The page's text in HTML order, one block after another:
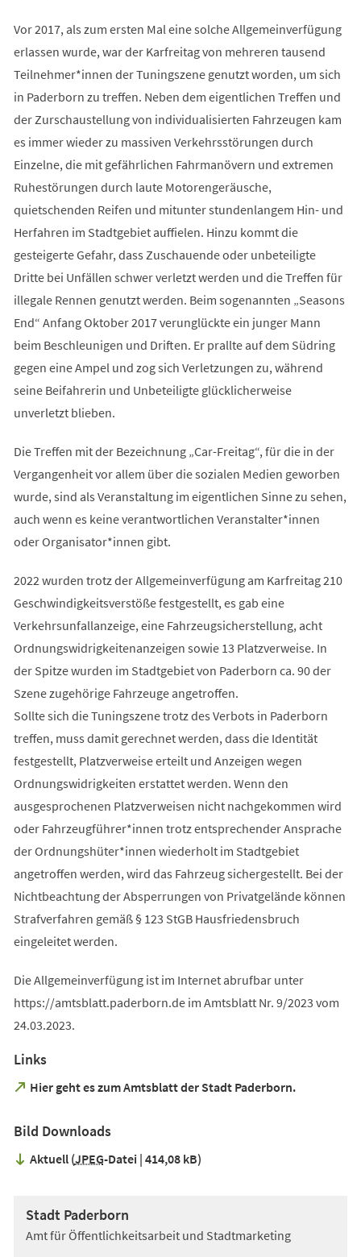
Vor 2017, als zum ersten Mal eine solche Allgemeinverfügung
erlassen wurde, war der Karfreitag von mehreren tausend
Teilnehmer*innen der Tuningszene genutzt worden, um sich
in Paderborn zu treffen. Neben dem eigentlichen Treffen und
der Zurschaustellung von individualisierten Fahrzeugen kam
es immer wieder zu massiven Verkehrsstörungen durch
Einzelne, die mit gefährlichen Fahrmanövern und extremen
Ruhestörungen durch laute Motorengeräusche,
quietschenden Reifen und mitunter stundenlangem Hin- und
Herfahren im Stadtgebiet auffielen. Hinzu kommt die
gesteigerte Gefahr, dass Zuschauende oder unbeteiligte
Dritte bei Unfällen schwer verletzt werden und die Treffen für
illegale Rennen genutzt werden. Beim sogenannten „Seasons
End“ Anfang Oktober 2017 verunglückte ein junger Mann
beim Beschleunigen und Driften. Er prallte auf dem Südring
gegen eine Ampel und zog sich Verletzungen zu, während
seine Beifahrerin und Unbeteiligte glücklicherweise
unverletzt blieben.
Die Treffen mit der Bezeichnung „Car-Freitag“, für die in der
Vergangenheit vor allem über die sozialen Medien geworben
wurde, sind als Veranstaltung im eigentlichen Sinne zu sehen,
auch wenn es keine verantwortlichen Veranstalter*innen
oder Organisator*innen gibt.
2022 wurden trotz der Allgemeinverfügung am Karfreitag 210
Geschwindigkeitsverstöße festgestellt, es gab eine
Verkehrsunfallanzeige, eine Fahrzeugsicherstellung, acht
Ordnungswidrigkeitenanzeigen sowie 13 Platzverweise. In
der Spitze wurden im Stadtgebiet von Paderborn ca. 90 der
Szene zugehörige Fahrzeuge angetroffen.
Sollte sich die Tuningszene trotz des Verbots in Paderborn
treffen, muss damit gerechnet werden, dass die Identität
festgestellt, Platzverweise erteilt und Anzeigen wegen
Ordnungswidrigkeiten erstattet werden. Wenn den
ausgesprochenen Platzverweisen nicht nachgekommen wird
oder Fahrzeugführer*innen trotz entsprechender Ansprache
der Ordnungshüter*innen wiederholt im Stadtgebiet
angetroffen werden, wird das Fahrzeug sichergestellt. Bei der
Nichtbeachtung der Absperrungen von Privatgelände können
Strafverfahren gemäß § 123 StGB Hausfriedensbruch
eingeleitet werden.
Die Allgemeinverfügung ist im Internet abrufbar unter
https://amtsblatt.paderborn.de im Amtsblatt Nr. 9/2023 vom
24.03.2023.
Links
Hier geht es zum Amtsblatt der Stadt Paderborn.
(Öffnet
neuen
Tab)
Bild Downloads
Aktuell JPEG-Datei 414,08 kB
Stadt Paderborn
Amt für Öffentlichkeitsarbeit und Stadtmarketing